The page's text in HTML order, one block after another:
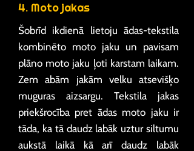
4. Moto jakas
Šobrīd ikdienā lietoju ādas-tekstila
kombinēto moto jaku un pavisam
plāno moto jaku ļoti karstam laikam.
Zem abām jakām velku atsevišķo
muguras aizsargu. Tekstila jakas
priekšrocība pret ādas moto jaku ir
tāda, ka tā daudz labāk uztur siltumu
aukstā laikā kā arī daudz labāk